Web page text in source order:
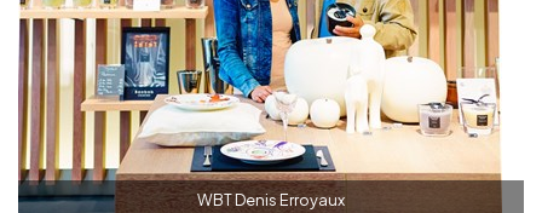
WBT Denis Erroyaux